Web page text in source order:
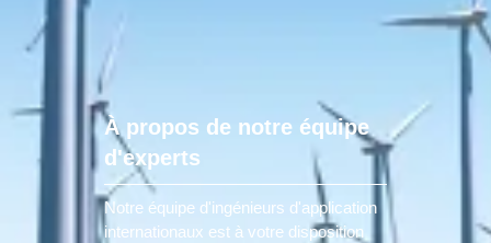
À propos de notre équipe
d'experts
Notre équipe d'ingénieurs d'application
internationaux est à votre disposition